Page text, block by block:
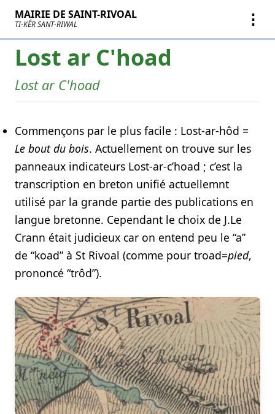
MAIRIE DE SAINT-RIVOAL
TI-KÊR SANT-RIWAL ⋮
Lost ar C'hoad
Lost ar C'hoad
Commençons par le plus facile : Lost-ar-hôd =
Le bout du bois. Actuellement on trouve sur les
panneaux indicateurs Lost-ar-c’hoad ; c’est la
transcription en breton unifié actuellemnt
utilisé par la grande partie des publications en
langue bretonne. Cependant le choix de J.Le
Crann était judicieux car on entend peu le “a”
de “koad” à St Rivoal (comme pour troad=pied,
prononcé “trôd”).